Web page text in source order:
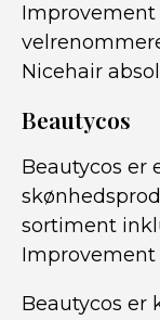
Improvement
Nicehair
Beautycos
Beautycos er
sortiment
Beautycos er